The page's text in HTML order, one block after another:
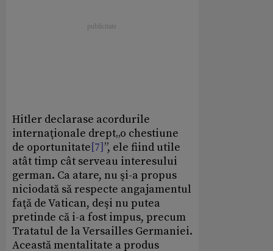
Hitler declarase acordurile
internaţionale drept„o chestiune
de oportunitate[7]”, ele fiind utile
atât timp cât serveau interesului
german. Ca atare, nu şi-a propus
niciodată să respecte angajamentul
faţă de Vatican, deşi nu putea
pretinde că i-a fost impus, precum
Tratatul de la Versailles Germaniei.
Această mentalitate a produs